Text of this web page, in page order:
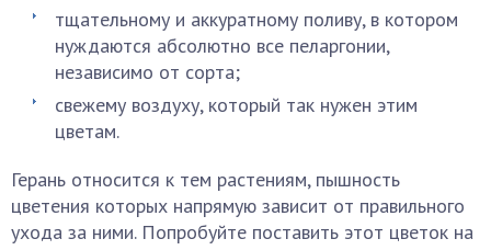
тщательному и аккуратному поливу, в котором
нуждаются абсолютно все пеларгонии,
независимо от сорта;
свежему воздуху, который так нужен этим
цветам.
Герань относится к тем растениям, пышность
цветения которых напрямую зависит от правильного
ухода за ними. Попробуйте поставить этот цветок на